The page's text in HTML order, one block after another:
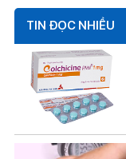
TIN ĐỌC NHIỀU